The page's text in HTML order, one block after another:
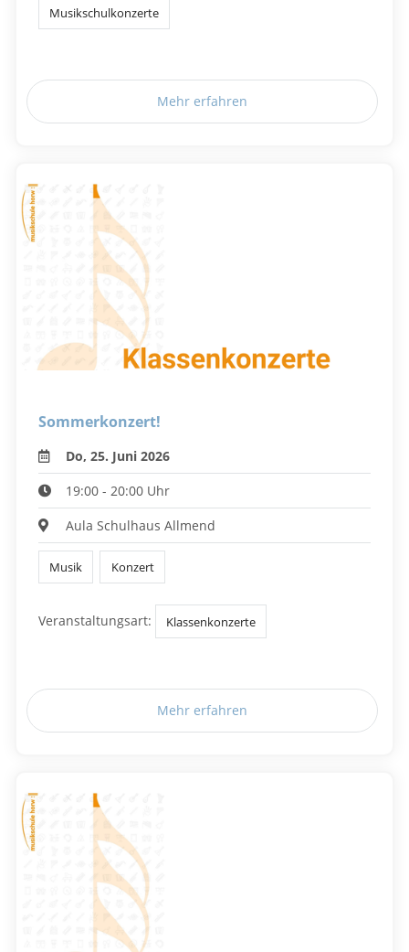
Musikschulkonzerte
Mehr erfahren
Sommerkonzert!
Do, 25. Juni 2026
19:00 - 20:00 Uhr
Aula Schulhaus Allmend
Musik Konzert
Veranstaltungsart: Klassenkonzerte
Mehr erfahren